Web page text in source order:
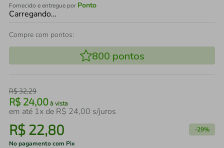
Fornecido e entregue por Ponto
Carregando…
Compre com pontos:
800 pontos
R$32,29
R$ 24,00 à vista
em até 1x de R$ 24,00 s/juros
R$ 22,80 -29%
No pagamento com Pix